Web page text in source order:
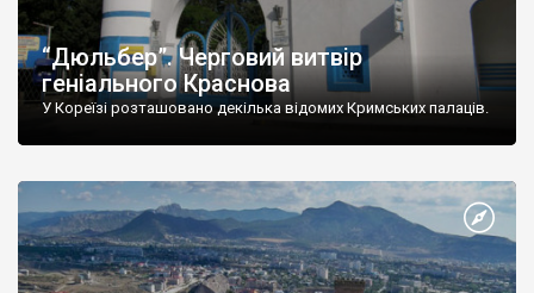
“Дюльбер”. Черговий витвір
геніального Краснова
У Кореїзі розташовано декілька відомих Кримських палаців.